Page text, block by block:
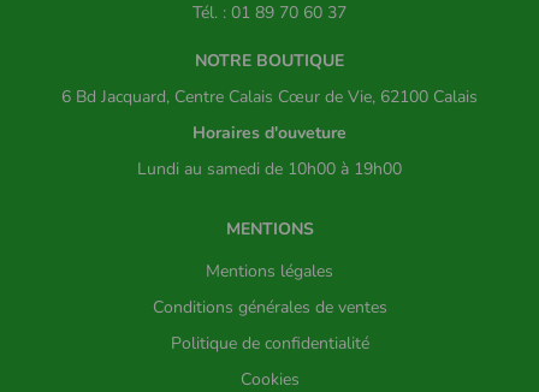
Tél. : 01 89 70 60 37
NOTRE BOUTIQUE
6 Bd Jacquard, Centre Calais Cœur de Vie, 62100 Calais
Horaires d'ouveture
Lundi au samedi de 10h00 à 19h00
MENTIONS
Mentions légales
Conditions générales de ventes
Politique de confidentialité
Cookies